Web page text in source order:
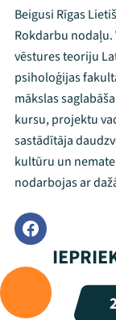
Beigusi Rīgas
Rokdarbu
vēstures teoriju
psiholoģijas
mākslas
kursu, projektu
sastādītāja
kultūru un
nodarbojas ar